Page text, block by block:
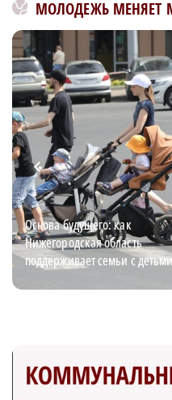
МОЛОДЕЖЬ МЕНЯЕТ
Основа будущего: как
Нижегородская область
поддерживает семьи с